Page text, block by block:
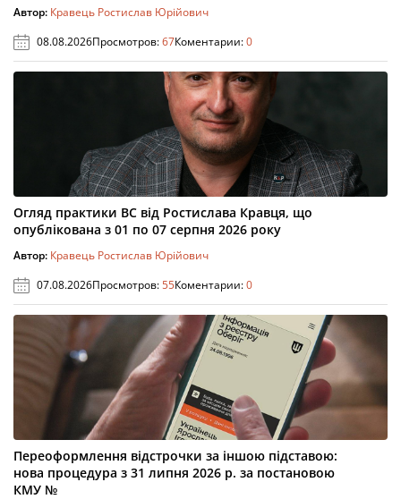
Автор: Кравець Ростислав Юрійович
08.08.2026Просмотров:67Коментарии:0
Огляд практики ВС від Ростислава Кравця, що
опублікована з 01 по 07 серпня 2026 року
Автор: Кравець Ростислав Юрійович
07.08.2026Просмотров:55Коментарии:0
Переоформлення відстрочки за іншою підставою:
нова процедура з 31 липня 2026 р. за постановою
КМУ №